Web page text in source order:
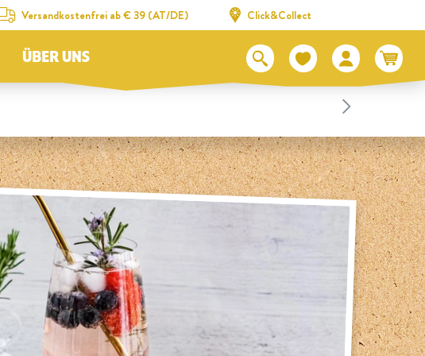
Versandkostenfrei ab € 39 (AT/DE) Click&Collect
ÜBER UNS